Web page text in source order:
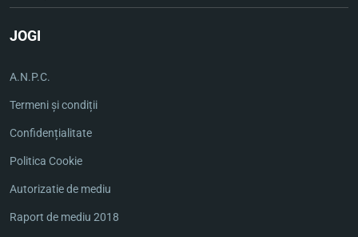
JOGI
A.N.P.C.
Termeni și condiții
Confidențialitate
Politica Cookie
Autorizatie de mediu
Raport de mediu 2018